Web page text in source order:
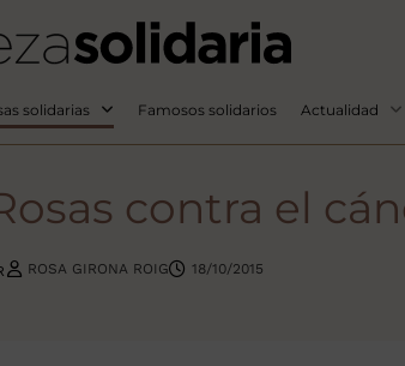
solidarias Famosos solidarios Actualidad
contra el
ROSA GIRONA ROIG 18/10/2015